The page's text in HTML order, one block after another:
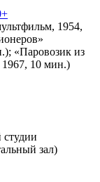
1954,
«Паровозик из
10 мин.)
студии
зал)